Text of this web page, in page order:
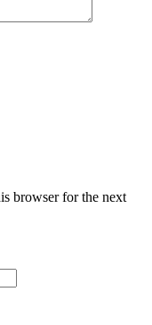
browser for the next